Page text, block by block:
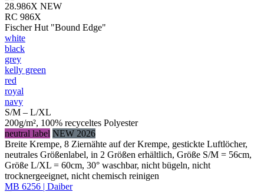
28.986X NEW
RC 986X
Fischer Hut "Bound Edge"
white
black
grey
kelly green
red
royal
navy
S/M – L/XL
200g/m², 100% recyceltes Polyester
neutral label NEW 2026
Breite Krempe, 8 Ziernähte auf der Krempe, gestickte Luftlöcher,
neutrales Größenlabel, in 2 Größen erhältlich, Größe S/M = 56cm,
Größe L/XL = 60cm, 30° waschbar, nicht bügeln, nicht
trocknergeeignet, nicht chemisch reinigen
MB 6256 | Daiber